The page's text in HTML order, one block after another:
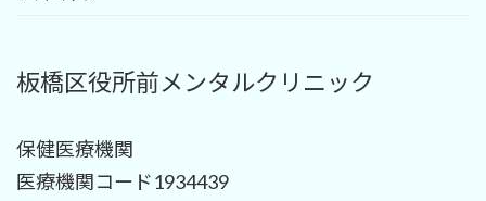
板橋区役所前メンタルクリニック
保健医療機関
医療機関コード1934439